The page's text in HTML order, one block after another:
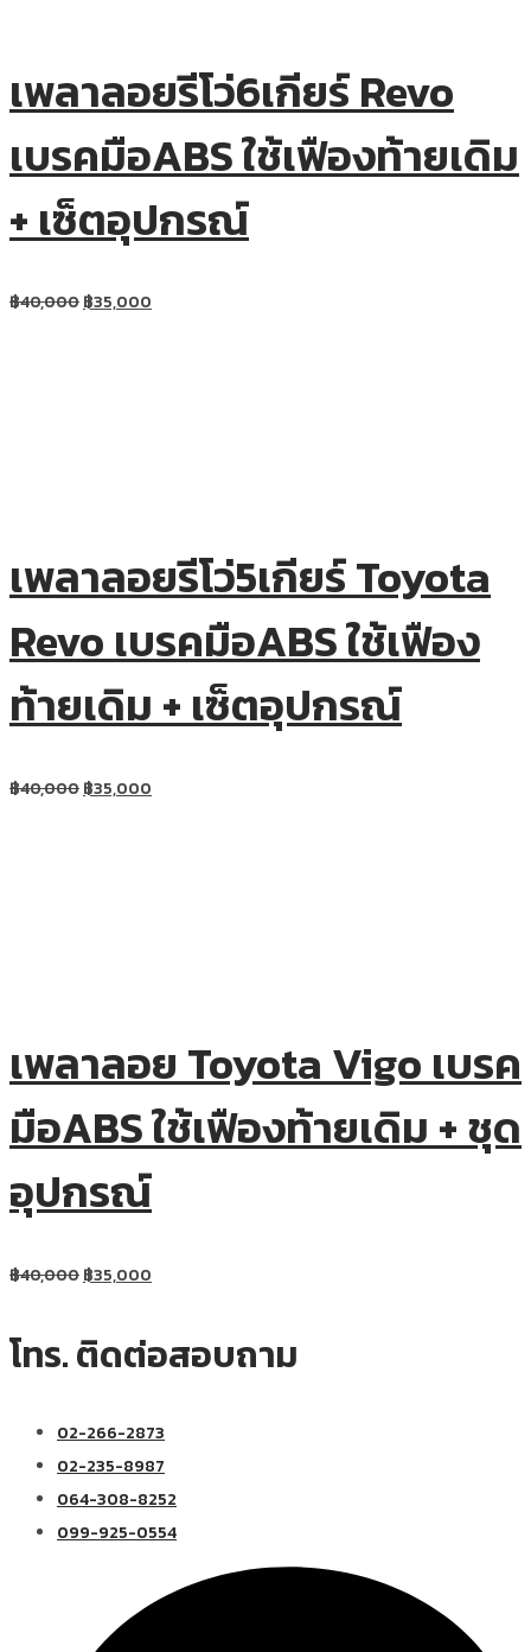
เพลาลอยรีโว่6เกียร์ Revo
เบรคมือABS ใช้เฟืองท้ายเดิม
+ เซ็ตอุปกรณ์
฿40,000฿35,000
เพลาลอยรีโว่5เกียร์ Toyota
Revo เบรคมือABS ใช้เฟือง
ท้ายเดิม + เซ็ตอุปกรณ์
฿40,000฿35,000
เพลาลอย Toyota Vigo เบรค
มือABS ใช้เฟืองท้ายเดิม + ชุด
อุปกรณ์
฿40,000฿35,000
โทร. ติดต่อสอบถาม
02-266-2873
02-235-8987
064-308-8252
099-925-0554